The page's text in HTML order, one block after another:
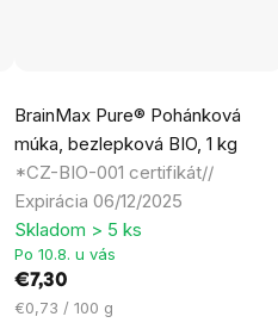
BrainMax Pure® Pohánková
múka, bezlepková BIO, 1 kg
*CZ-BIO-001 certifikát//
Expirácia 06/12/2025
hodnotenie
produktu
je
5,0
z
5
hviezdičiek.
Skladom > 5 ks
Po 10.8. u vás
€7,30
Jednotková
€0,73 / 100 g